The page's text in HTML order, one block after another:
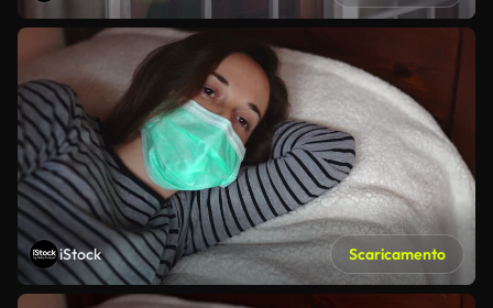
iStock Scaricamento